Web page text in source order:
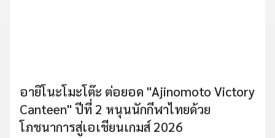
อายิโนะโมะโต๊ะ ต่อยอด "Ajinomoto Victory
Canteen" ปีที่ 2 หนุนนักกีฬาไทยด้วย
โภชนาการสู่เอเชียนเกมส์ 2026